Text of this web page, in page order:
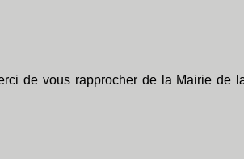
de vous rapprocher de la Mairie de